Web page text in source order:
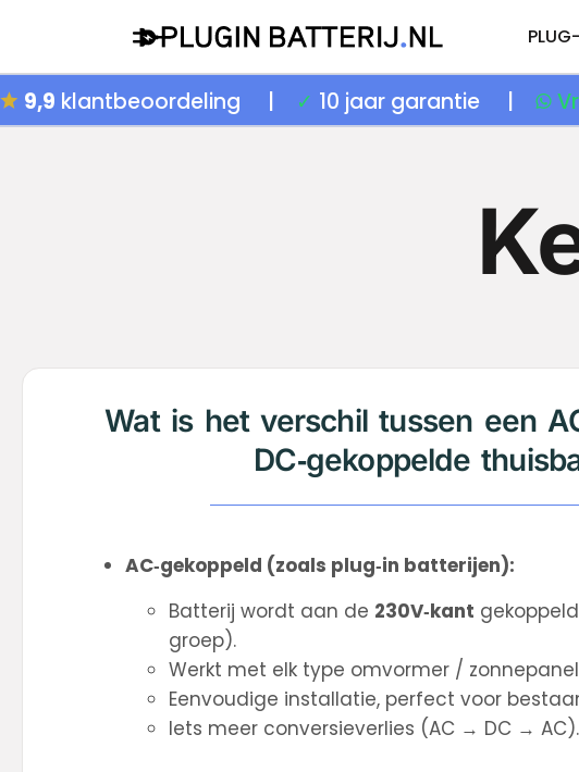
9,9 klantbeoordeling ✓ 10 jaar garantie |
Wat is het verschil tussen een
DC‑gekoppelde
AC‑gekoppeld (zoals plug‑in batterijen):
Batterij wordt aan de 230V‑kant
groep).
Werkt met elk type omvormer /
Eenvoudige installatie, perfect voor
Iets meer conversieverlies (AC → DC → AC).